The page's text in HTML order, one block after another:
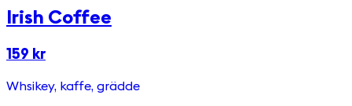
Irish Coffee
159 kr
Whsikey, kaffe, grädde